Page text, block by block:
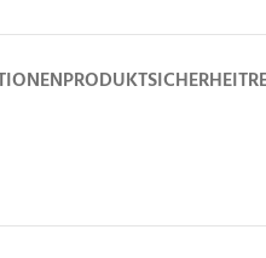
PRODUKTSICHERHEIT